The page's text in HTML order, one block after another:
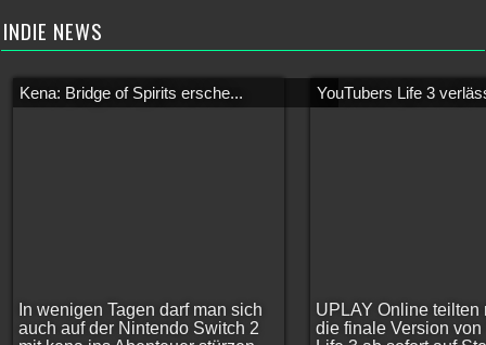
INDIE NEWS
Kena: Bridge of Spirits ersche...
In wenigen Tagen darf man sich
auch auf der Nintendo Switch 2
YouTubers Life 3
UPLAY Online teilten
die finale Version von